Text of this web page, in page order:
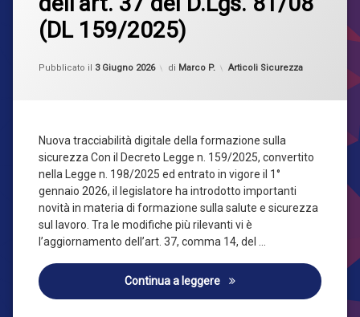
(DL 159/2025)
Pubblicato il 3 Giugno 2026
Aggiornato il 3 Giugno 2026
di Marco P. Categorie:
Articoli Sicurezza
Nuova tracciabilità digitale della formazione sulla
sicurezza Con il Decreto Legge n. 159/2025, convertito
nella Legge n. 198/2025 ed entrato in vigore il 1°
gennaio 2026, il legislatore ha introdotto importanti
novità in materia di formazione sulla salute e sicurezza
sul lavoro. Tra le modifiche più rilevanti vi è
l’aggiornamento dell’art. 37, comma 14, del …
Continua a leggere Fascicolo Elettronico del
cosa
cambia
per
e
dell’art.
del
D.Lgs.
81/08
(DL
159/2025)